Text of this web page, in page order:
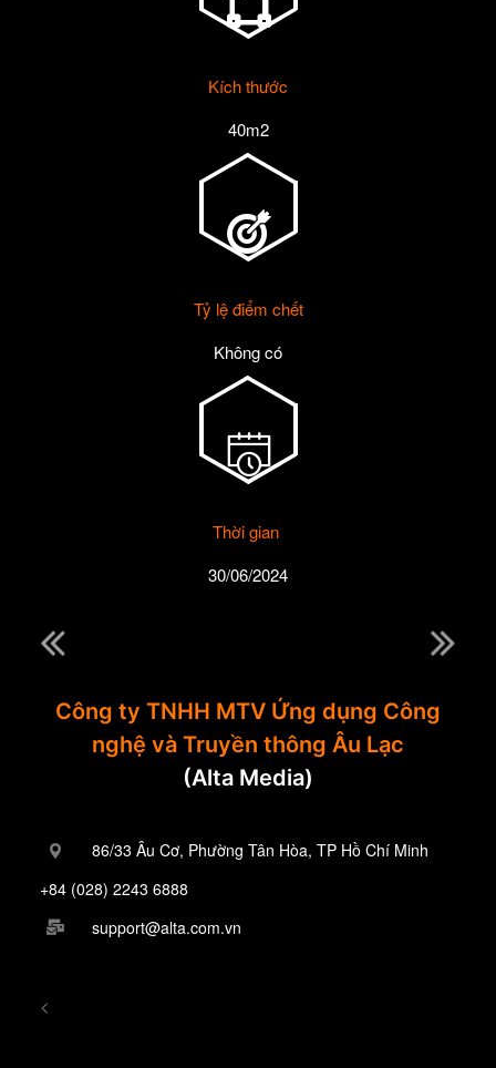
Kích thước
40m2
Tỷ lệ điểm chết
Không có
Thời gian
30/06/2024
Công ty TNHH MTV Ứng dụng Công
nghệ và Truyền thông Âu Lạc
(Alta Media)
86/33 Âu Cơ, Phường Tân Hòa, TP Hồ Chí Minh
+84 (028) 2243 6888
support@alta.com.vn
<